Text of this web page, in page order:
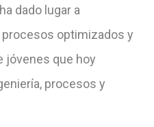
dado lugar a
optimizados y
jóvenes que hoy
procesos y